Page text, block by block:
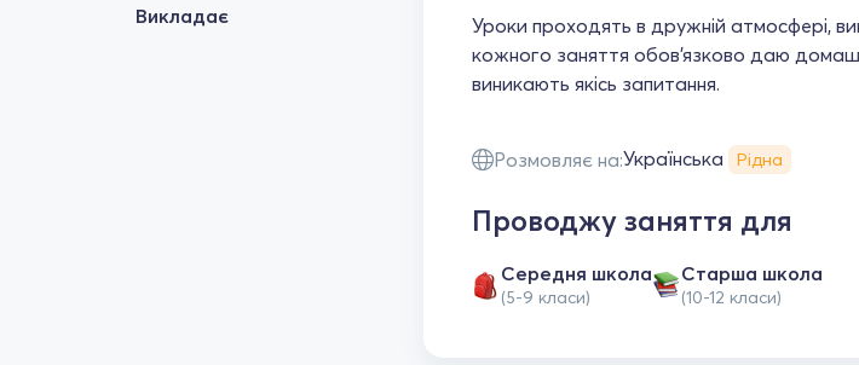
Викладає
Уроки проходять в дружній атмосфері,
кожного заняття обов'язково даю
виникають якісь запитання.
Розмовляє на:Українська Рідна
Проводжу заняття для
Середня школа
(5-9 класи)
Старша школа
(10-12 класи)